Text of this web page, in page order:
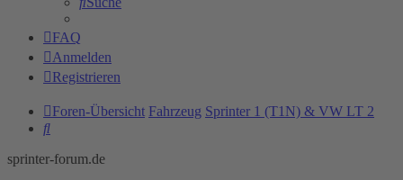
FAQ
Anmelden
Registrieren
Foren-Übersicht Fahrzeug Sprinter 1 (T1N) & VW LT 2
Suche
sprinter-forum.de